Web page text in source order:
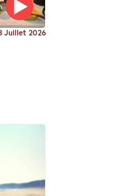
Juillet 2026